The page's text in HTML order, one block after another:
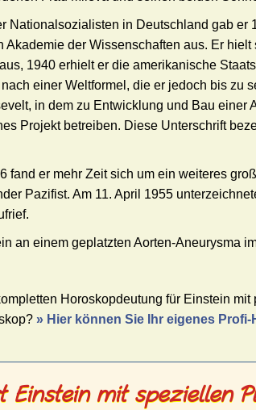
Nationalsozialisten in Deutschland gab
Akademie der Wissenschaften aus. Er
1940 erhielt er die amerikanische
einer Weltformel, die er jedoch bis zu
in dem zu Entwicklung und Bau einer
Projekt betreiben. Diese Unterschrift
fand er mehr Zeit sich um ein weiteres
Pazifist. Am 11. April 1955
an einem geplatzten Aorten-Aneurysma
Horoskopdeutung für Einstein
» Hier können Sie Ihr eigenes
Einstein mit speziellen